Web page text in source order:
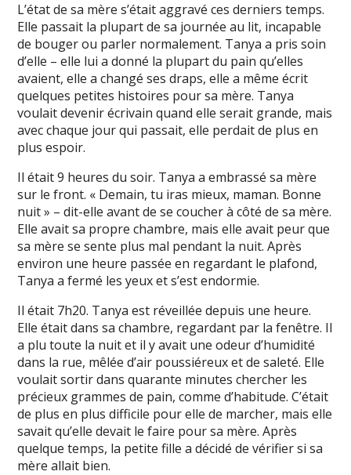
L’état de sa mère s’était aggravé ces derniers temps.
Elle passait la plupart de sa journée au lit, incapable
de bouger ou parler normalement. Tanya a pris soin
d’elle – elle lui a donné la plupart du pain qu’elles
avaient, elle a changé ses draps, elle a même écrit
quelques petites histoires pour sa mère. Tanya
voulait devenir écrivain quand elle serait grande, mais
avec chaque jour qui passait, elle perdait de plus en
plus espoir.
Il était 9 heures du soir. Tanya a embrassé sa mère
sur le front. « Demain, tu iras mieux, maman. Bonne
nuit » – dit-elle avant de se coucher à côté de sa mère.
Elle avait sa propre chambre, mais elle avait peur que
sa mère se sente plus mal pendant la nuit. Après
environ une heure passée en regardant le plafond,
Tanya a fermé les yeux et s’est endormie.
Il était 7h20. Tanya est réveillée depuis une heure.
Elle était dans sa chambre, regardant par la fenêtre. Il
a plu toute la nuit et il y avait une odeur d’humidité
dans la rue, mêlée d’air poussiéreux et de saleté. Elle
voulait sortir dans quarante minutes chercher les
précieux grammes de pain, comme d’habitude. C’était
de plus en plus difficile pour elle de marcher, mais elle
savait qu’elle devait le faire pour sa mère. Après
quelque temps, la petite fille a décidé de vérifier si sa
mère allait bien.